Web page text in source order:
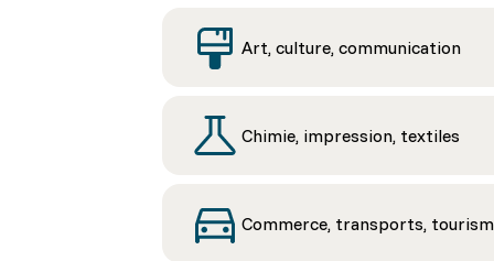
Art, culture, communication
Chimie, impression, textiles
Commerce, transports,